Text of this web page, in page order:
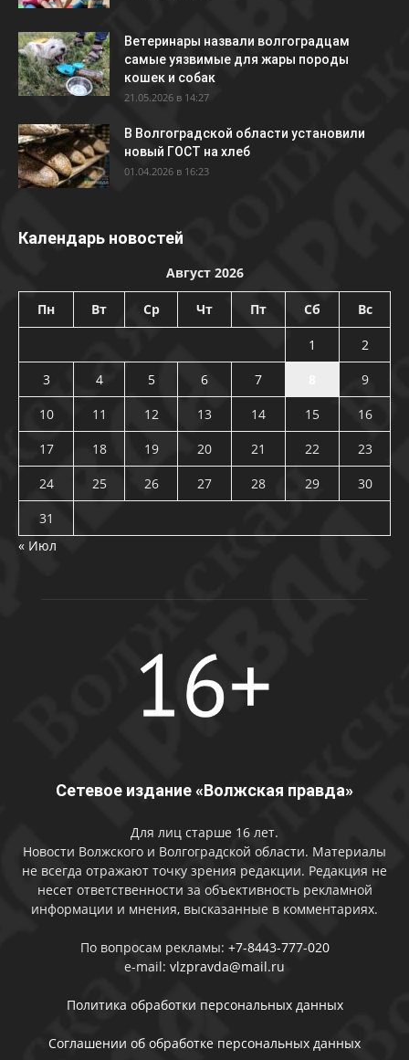
Ветеринары назвали волгоградцам
самые уязвимые для жары породы
кошек и собак
21.05.2026 в 14:27
В Волгоградской области установили
новый ГОСТ на хлеб
01.04.2026 в 16:23
Календарь новостей
Август 2026
Пн Вт Ср Чт Пт Сб Вс
1
2
3
4 5 6 7
9
10
11 12 13 14 15
16
17
18 19 20 21 22
23
24
25 26 27 28 29
30
31
« Июл
Сетевое издание «Волжская правда»
Для лиц старше 16 лет.
Новости Волжского и Волгоградской области. Материалы
не всегда отражают точку зрения редакции. Редакция не
несет ответственности за объективность рекламной
информации и мнения, высказанные в комментариях.
По вопросам рекламы: +7-8443-777-020
e-mail: vlzpravda@mail.ru
Политика обработки персональных данных
Соглашении об обработке персональных данных